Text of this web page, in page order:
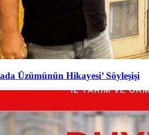
Üzümünün Hikayesi’ Söyleşişi